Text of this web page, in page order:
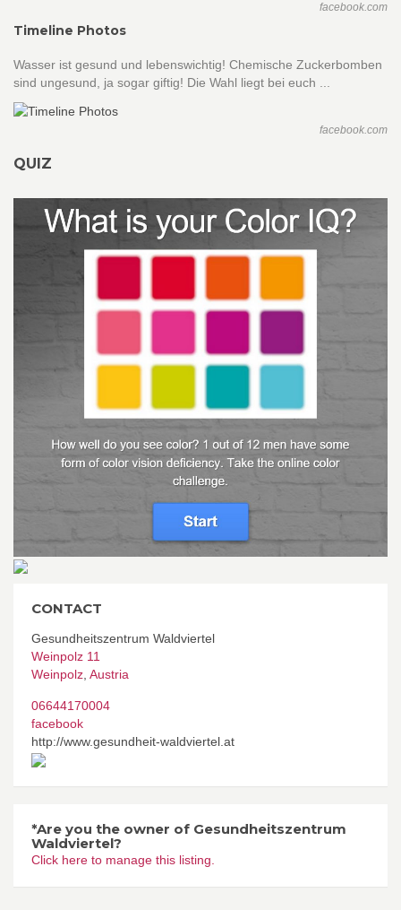
facebook.com
Timeline Photos
Wasser ist gesund und lebenswichtig! Chemische Zuckerbomben
sind ungesund, ja sogar giftig! Die Wahl liegt bei euch ...
facebook.com
QUIZ
CONTACT
Gesundheitszentrum Waldviertel
Weinpolz 11
Weinpolz Austria
06644170004
facebook
http://www.gesundheit-waldviertel.at
*Are you the owner of Gesundheitszentrum
Waldviertel?
Click here to manage this listing.